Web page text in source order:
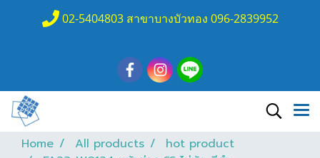
02-5404803 สาขาบางบัวทอง 096-2839952
Home All products
hot product